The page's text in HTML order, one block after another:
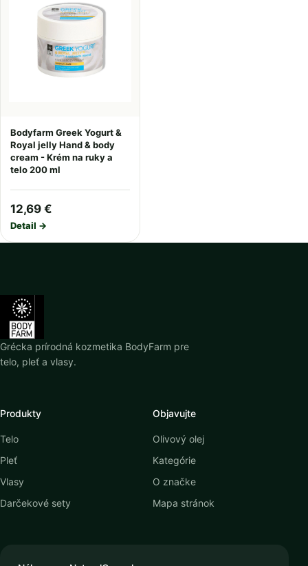
Bodyfarm Greek Yogurt &
Royal jelly Hand & body
cream - Krém na ruky a
telo 200 ml
12,69 €
Detail →
Grécka prírodná kozmetika BodyFarm pre
telo, pleť a vlasy.
Produkty
Telo
Pleť
Vlasy
Darčekové sety
Objavujte
Olivový olej
Kategórie
O značke
Mapa stránok